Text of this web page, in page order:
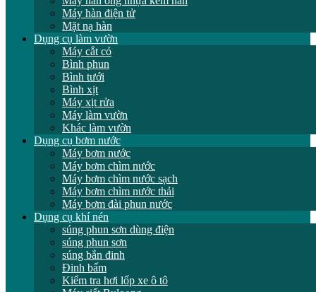
Máy hàn điện tử
Mặt nạ hàn
Dụng cụ làm vườn
Máy cắt cỏ
Bình phun
Bình tưới
Bình xịt
Máy xịt rửa
Máy làm vườn
Khác làm vườn
Dụng cụ bơm nước
Máy bơm nước
Máy bơm chìm nước
Máy bơm chìm nước sạch
Máy bơm chìm nước thải
Máy bơm đài phun nước
Dụng cụ khí nén
súng phun sơn dùng điện
súng phun sơn
súng bắn đinh
Đinh bấm
Kiểm tra hơi lốp xe ô tô